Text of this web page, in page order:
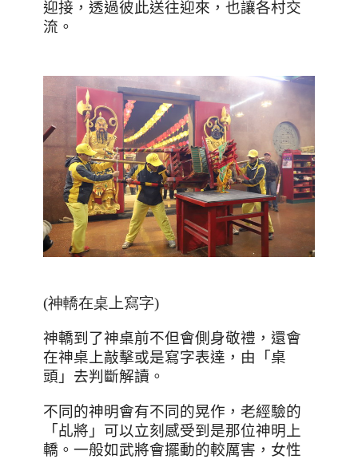
迎接，透過彼此送往迎來，也讓各村交
流。
(神轎在桌上寫字)
神轎到了神桌前不但會側身敬禮，還會
在神桌上敲擊或是寫字表達，由「桌
頭」去判斷解讀。
不同的神明會有不同的晃作，老經驗的
「乩將」可以立刻感受到是那位神明上
轎。一般如武將會擺動的較厲害，女性